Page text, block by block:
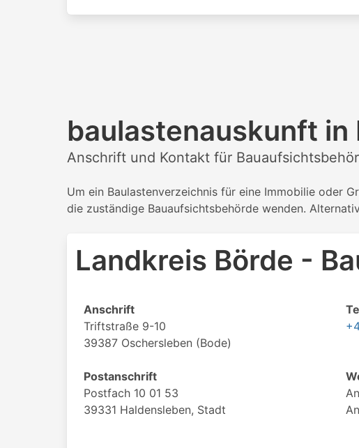
baulastenauskunft in
Anschrift und Kontakt für
Um ein Baulastenverzeichnis für eine Immobilie oder
die zuständige Bauaufsichtsbehörde wenden.
Landkreis Börde -
Anschrift
Triftstraße 9-10
39387 Oschersleben (Bode)
Postanschrift
Postfach 10 01 53
39331 Haldensleben, Stadt